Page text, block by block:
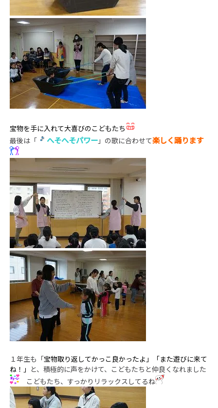
宝物を手に入れて大喜びのこどもたち
最後は「
へそへそパワー 」の歌に合わせて楽しく踊ります
１年生も「宝物取り返してかっこ良かったよ」「また遊びに来て
ね！」 と、積極的に声をかけて、こどもたちと仲良くなれました
こどもたち、すっかりリラックスしてるね